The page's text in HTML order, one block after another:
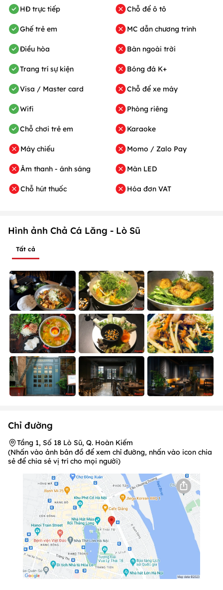
HĐ trực tiếp
Ghế trẻ em
Điều hòa
Trang trí sự kiện
Visa / Master card
Wifi
Chỗ chơi trẻ em
Máy chiếu
Âm thanh - ánh sáng
Chỗ hút thuốc
Chỗ để ô tô
MC dẫn chương trình
Bàn ngoài trời
Bóng đá K+
Chỗ để xe máy
Phòng riêng
Karaoke
Momo / Zalo Pay
Màn LED
Hóa đơn VAT
Hình ảnh Chả Cá Lăng - Lò Sũ
Tất cả
Chỉ đường
Tầng 1, Số 18 Lò Sũ, Q. Hoàn Kiếm
(Nhấn vào ảnh bản đồ để xem chỉ đường, nhấn vào icon chia
sẻ để chia sẻ vị trí cho mọi người)